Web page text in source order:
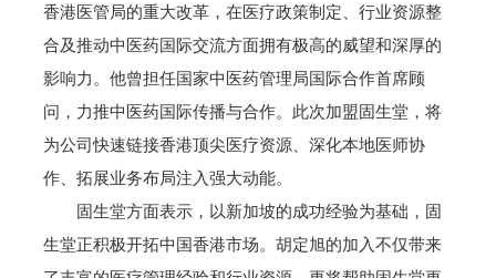
香港医管局的重大改革，在医疗政策制定、行业资源整
合及推动中医药国际交流方面拥有极高的威望和深厚的
影响力。他曾担任国家中医药管理局国际合作首席顾
问，力推中医药国际传播与合作。此次加盟固生堂，将
为公司快速链接香港顶尖医疗资源、深化本地医师协
作、拓展业务布局注入强大动能。
固生堂方面表示，以新加坡的成功经验为基础，固
生堂正积极开拓中国香港市场。胡定旭的加入不仅带来